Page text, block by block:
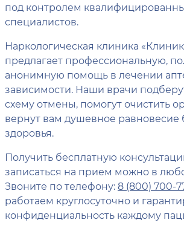
под контролем
специалистов.
Наркологическая клиника
предлагает профессиональную,
анонимную помощь в лечении
зависимости. Наши врачи
схему отмены, помогут очистить
вернут вам душевное равновесие
здоровья.
Получить бесплатную
записаться на прием можно в
Звоните по телефону:8 (800) 700-
работаем круглосуточно и
конфиденциальность каждому